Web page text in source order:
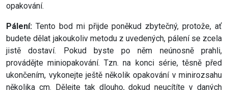
opakování.
Pálení: Tento bod mi přijde poněkud zbytečný, protože, ať
budete dělat jakoukoliv metodu z uvedených, pálení se zcela
jistě dostaví. Pokud byste po něm neúnosně prahli,
provádějte miniopakování. Tzn. na konci série, těsně před
ukončením, vykonejte ještě několik opakování v minirozsahu
několika cm. Dělejte tak dlouho, dokud neucítíte v daných